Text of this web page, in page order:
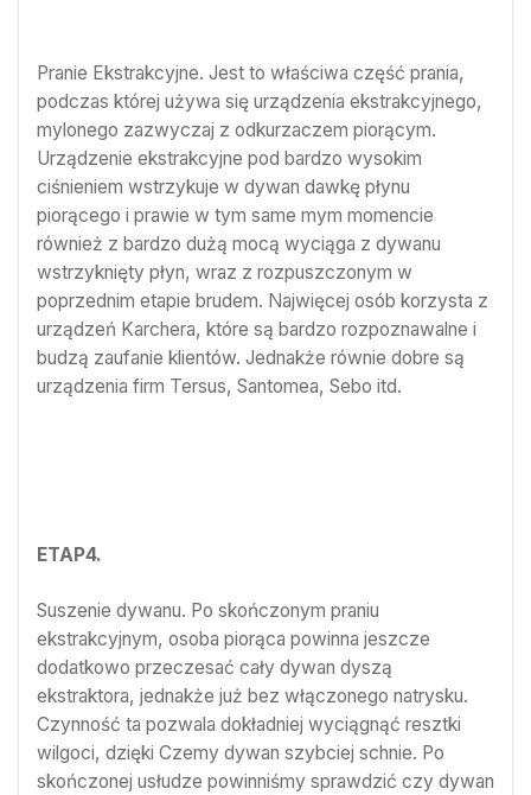
Pranie Ekstrakcyjne. Jest to właściwa część prania,
podczas której używa się urządzenia ekstrakcyjnego,
mylonego zazwyczaj z odkurzaczem piorącym.
Urządzenie ekstrakcyjne pod bardzo wysokim
ciśnieniem wstrzykuje w dywan dawkę płynu
piorącego i prawie w tym same mym momencie
również z bardzo dużą mocą wyciąga z dywanu
wstrzyknięty płyn, wraz z rozpuszczonym w
poprzednim etapie brudem. Najwięcej osób korzysta z
urządzeń Karchera, które są bardzo rozpoznawalne i
budzą zaufanie klientów. Jednakże równie dobre są
urządzenia firm Tersus, Santomea, Sebo itd.
ETAP4.
Suszenie dywanu. Po skończonym praniu
ekstrakcyjnym, osoba piorąca powinna jeszcze
dodatkowo przeczesać cały dywan dyszą
ekstraktora, jednakże już bez włączonego natrysku.
Czynność ta pozwala dokładniej wyciągnąć resztki
wilgoci, dzięki Czemy dywan szybciej schnie. Po
skończonej usłudze powinniśmy sprawdzić czy dywan